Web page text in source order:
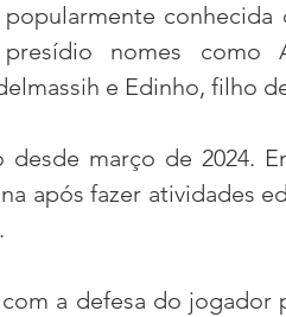
nomes como
e Edinho, filho
março de 2024.
após fazer atividades
a defesa do jogador